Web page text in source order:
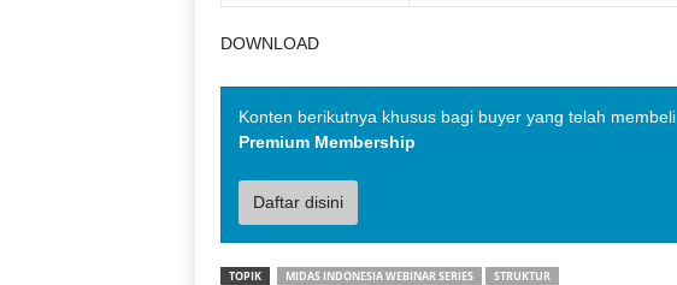
DOWNLOAD
Konten berikutnya khusus bagi buyer yang telah membeli
Premium Membership
Daftar disini
TOPIK MIDAS INDONESIA WEBINAR SERIES STRUKTUR